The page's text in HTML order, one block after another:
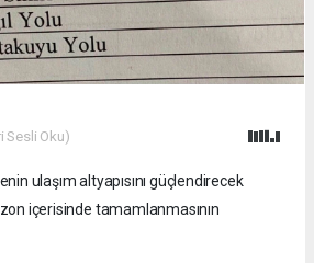
Sesli Oku)
ulaşım altyapısını güçlendirecek
içerisinde tamamlanmasının